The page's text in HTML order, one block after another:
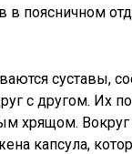
в поясничном
суставы,
с другом. Их
хрящом. Вокруг
капсула,